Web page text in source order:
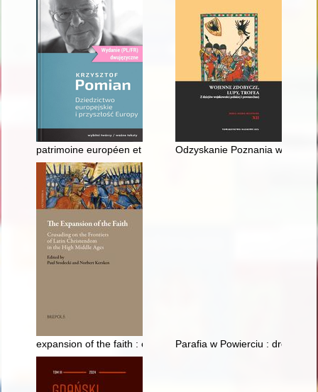
patrimoine européen et l'avenir de l'EuropeOdzyskanie Poznania w 1657
expansion of the faith : crusading on the frontiers of Latin
Parafia w Powierciu : droga :